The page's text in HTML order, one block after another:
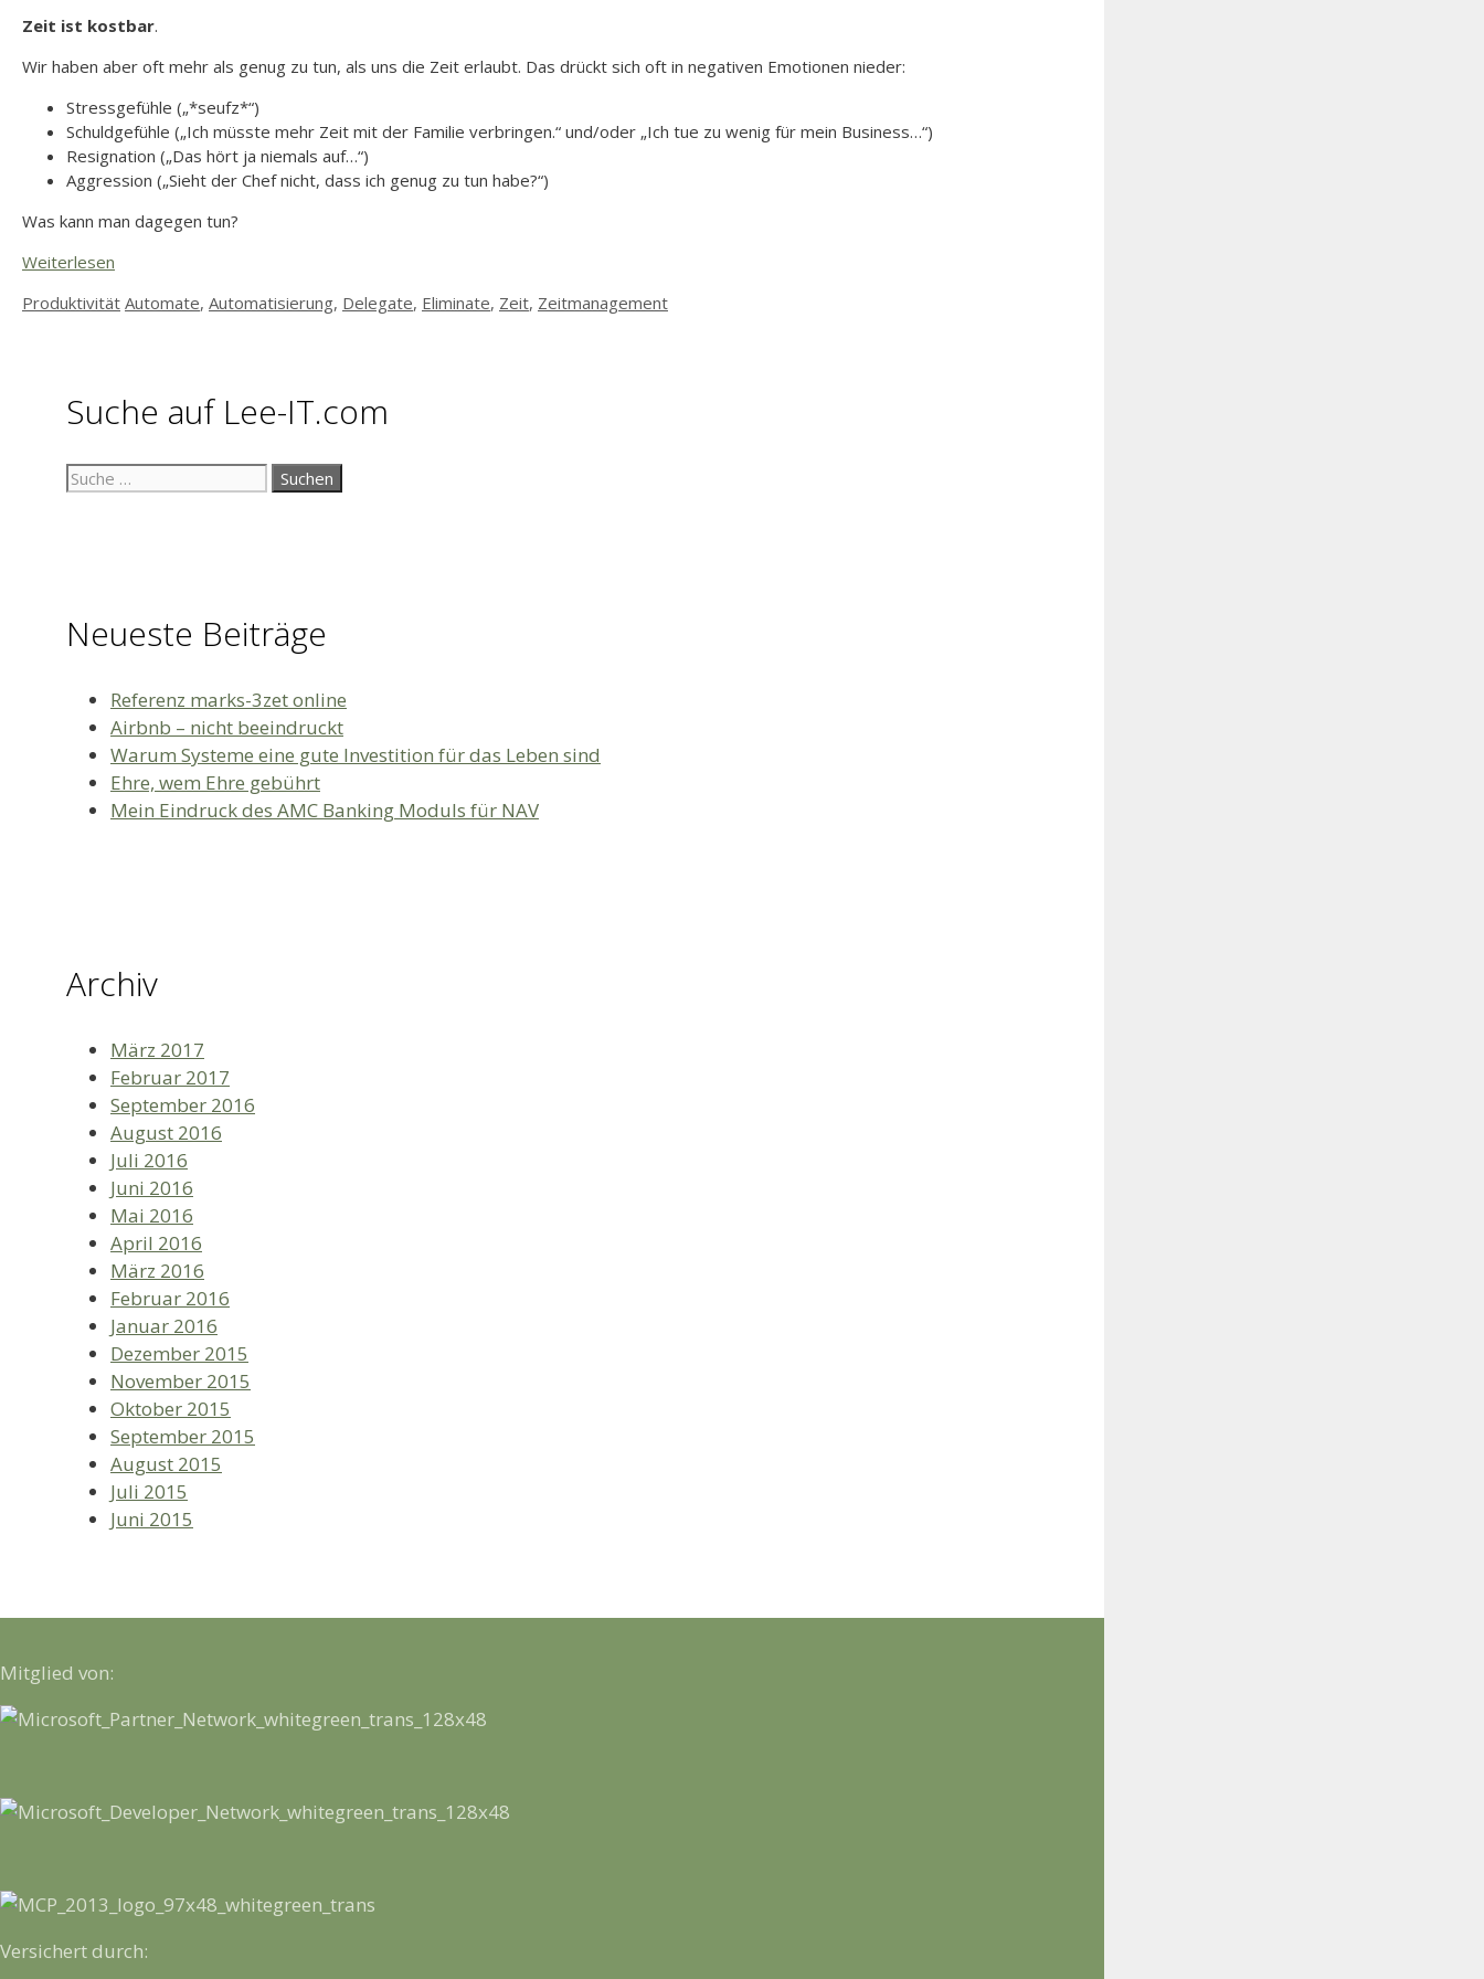
Zeit ist kostbar.
Wir haben aber oft mehr als genug zu tun, als uns die Zeit erlaubt. Das drückt sich oft in negativen Emotionen nieder:
Stressgefühle („*seufz*“)
Schuldgefühle („Ich müsste mehr Zeit mit der Familie verbringen.“ und/oder „Ich tue zu wenig für mein Business…“)
Resignation („Das hört ja niemals auf…“)
Aggression („Sieht der Chef nicht, dass ich genug zu tun habe?“)
Was kann man dagegen tun?
Weiterlesen
Kategorien
Produktivität Schlagwörter
Automate, Automatisierung, Delegate, Eliminate, Zeit, Zeitmanagement
Suche auf Lee-IT.com
Suche
Neueste Beiträge
Referenz marks-3zet online
Airbnb – nicht beeindruckt
Warum Systeme eine gute Investition für das Leben sind
Ehre, wem Ehre gebührt
Mein Eindruck des AMC Banking Moduls für NAV
Archiv
März 2017
Februar 2017
September 2016
August 2016
Juli 2016
Juni 2016
Mai 2016
April 2016
März 2016
Februar 2016
Januar 2016
Dezember 2015
November 2015
Oktober 2015
September 2015
August 2015
Juli 2015
Juni 2015
Mitglied von:
Versichert durch: